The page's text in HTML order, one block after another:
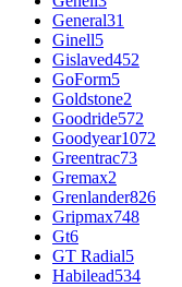
General31
Ginell5
Gislaved452
GoForm5
Goldstone2
Goodride572
Goodyear1072
Greentrac73
Gremax2
Grenlander826
Gripmax748
Gt6
GT Radial5
Habilead534